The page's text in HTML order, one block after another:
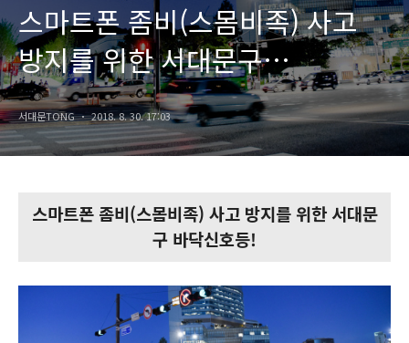
스마트폰 좀비(스몸비족) 사고
방지를 위한 서대문구
바닥신호등!
서대문TONG 2018. 8. 30. 17:03
스마트폰 좀비(스몸비족) 사고 방지를 위한 서대문
구 바닥신호등!